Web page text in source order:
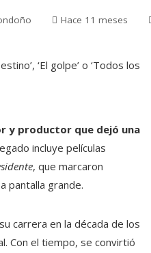
Hace 11 meses
y productor que dejó una
incluye películas
, que marcaron
pantalla grande.
carrera en la década de los
Con el tiempo, se convirtió